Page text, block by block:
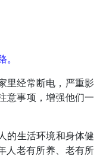
。
里经常断电，严重影
意事项，增强他们一
的生活环境和身体健
人老有所养、老有所